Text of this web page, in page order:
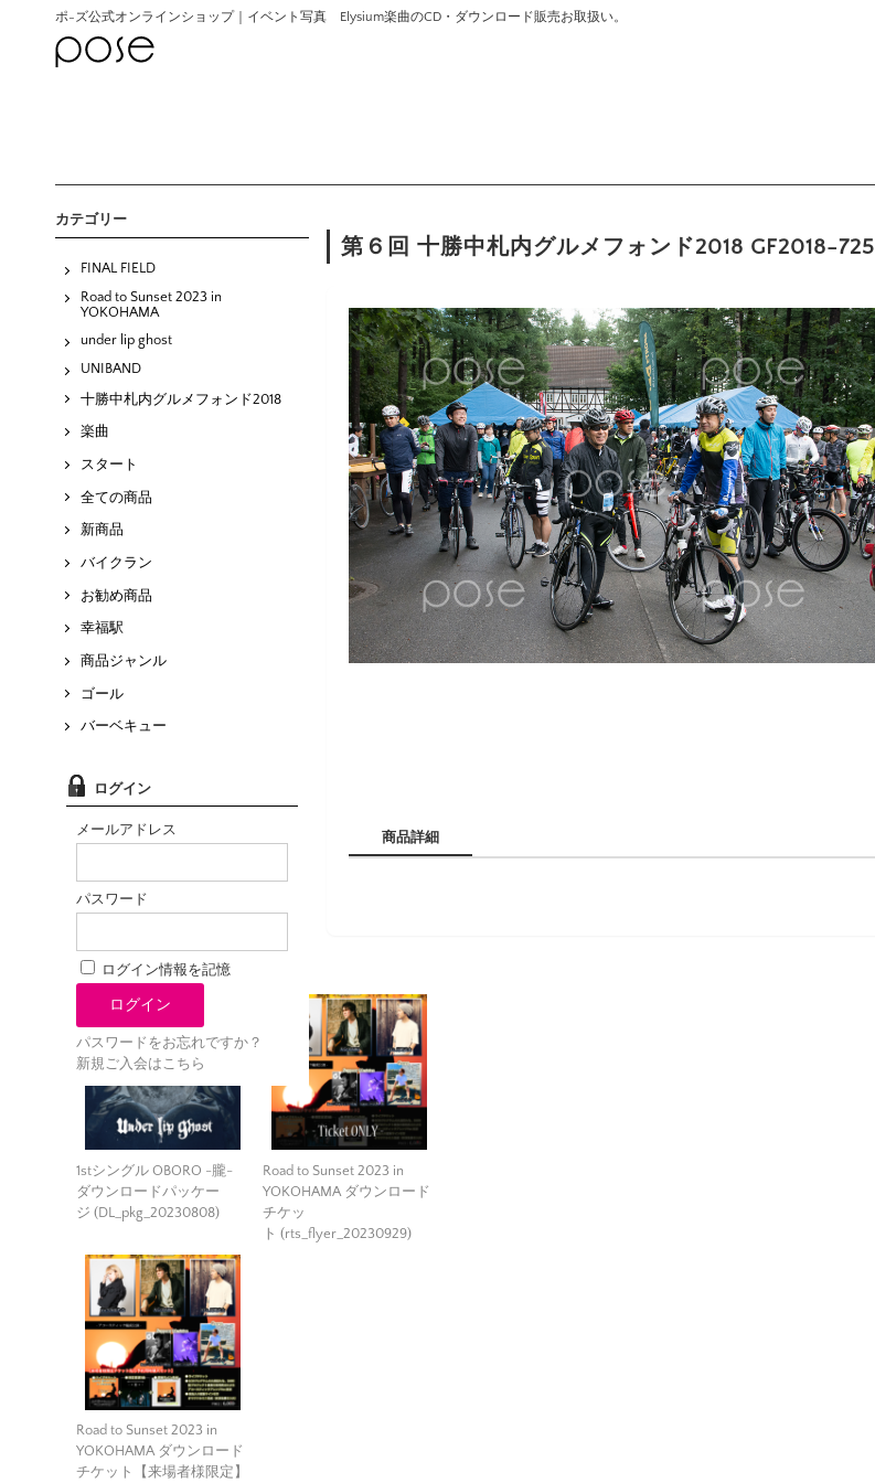
ポ-ズ公式オンラインショップ｜イベント写真 Elysium楽曲のCD・ダウンロード販売お取扱い。
第６回 十勝中札内グルメフォンド2018 GF2018-725
商品詳細
お勧め商品
1stシングル OBORO -朧-
ダウンロードパッケー
ジ (DL_pkg_20230808)
Road to Sunset 2023 in
YOKOHAMA ダウンロード
チケッ
ト (rts_flyer_20230929)
Road to Sunset 2023 in
YOKOHAMA ダウンロード
チケット【来場者様限定】
カテゴリー
FINAL FIELD
Road to Sunset 2023 in
YOKOHAMA
under lip ghost
UNIBAND
十勝中札内グルメフォンド2018
楽曲
スタート
全ての商品
新商品
バイクラン
お勧め商品
幸福駅
商品ジャンル
ゴール
バーベキュー
ログイン
メールアドレス
パスワード
ログイン情報を記憶
パスワードをお忘れですか？
新規ご入会はこちら